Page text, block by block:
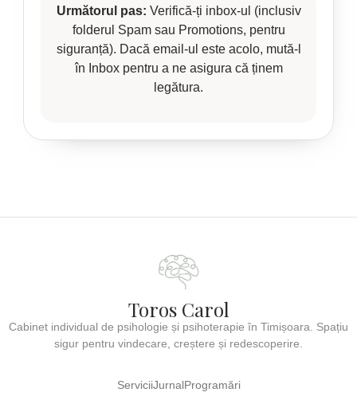
Următorul pas: Verifică-ți inbox-ul (inclusiv
folderul Spam sau Promotions, pentru
siguranță). Dacă email-ul este acolo, mută-l
în Inbox pentru a ne asigura că ținem
legătura.
Toros Carol
Cabinet individual de psihologie și psihoterapie în Timișoara. Spațiu
sigur pentru vindecare, creștere și redescoperire.
ServiciiJurnalProgramări